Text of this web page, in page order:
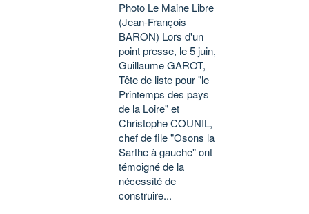
Photo Le Maine Libre
(Jean-François
BARON) Lors d'un
point presse, le 5 juin,
Guillaume GAROT,
Tête de liste pour "le
Printemps des pays
de la Loire" et
Christophe COUNIL,
chef de file "Osons la
Sarthe à gauche" ont
témoigné de la
nécessité de
construire...